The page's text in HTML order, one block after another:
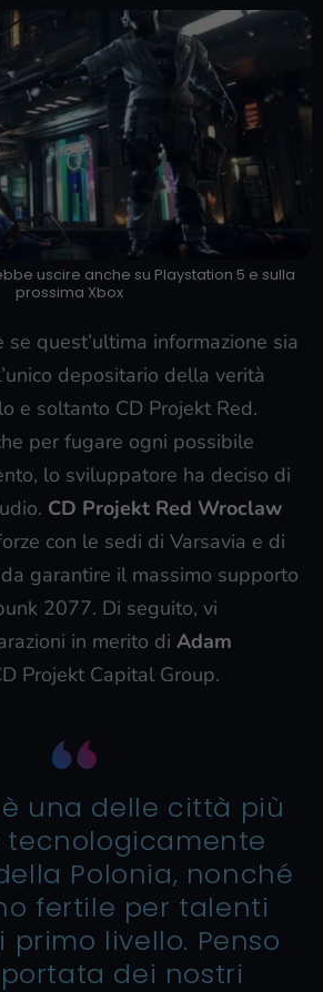
uscire anche su Playstation 5 e sulla
prossima Xbox
quest’ultima informazione sia
depositario della verità
e soltanto CD Projekt Red.
per fugare ogni possibile
lo sviluppatore ha deciso di
CD Projekt Red Wroclaw
con le sedi di Varsavia e di
garantire il massimo supporto
2077. Di seguito, vi
in merito di Adam
Projekt Capital Group.
è una delle città più
tecnologicamente
Polonia, nonché
fertile per talenti
livello. Penso
dei nostri